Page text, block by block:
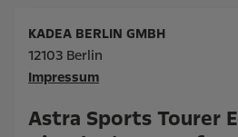
Astra Sports Tourer
KADEA BERLIN GMBH
12103 Berlin
Impressum